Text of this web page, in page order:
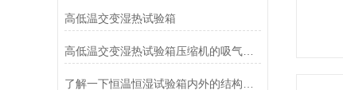
高低温交变湿热试验箱
高低温交变湿热试验箱压缩机的吸气温度超高引起注意